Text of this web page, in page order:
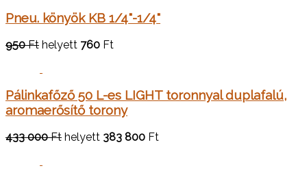
Pneu. könyök KB 1/4"-1/4"
950 Ft helyett 760 Ft
Pálinkafőző 50 L-es LIGHT toronnyal duplafalú,
aromaerősítő torony
433 000 Ft helyett 383 800 Ft